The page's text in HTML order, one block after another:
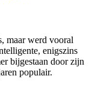
maar werd vooral
enigszins
bijgestaan door zijn
populair.